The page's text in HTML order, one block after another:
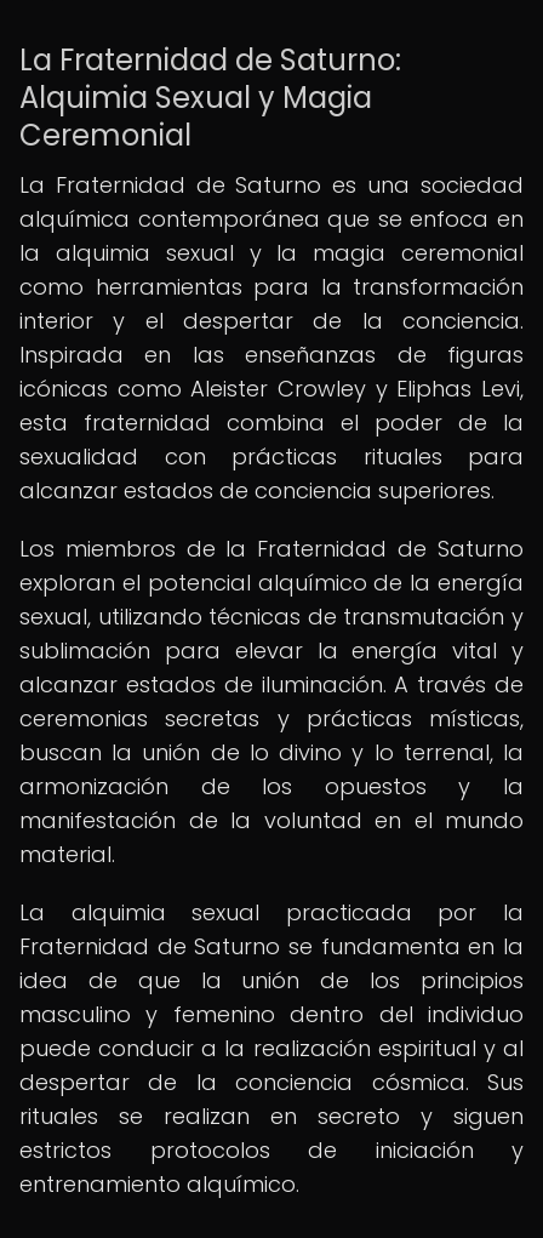
La Fraternidad de Saturno:
Alquimia Sexual y Magia
Ceremonial
La Fraternidad de Saturno es una sociedad
alquímica contemporánea que se enfoca en
la alquimia sexual y la magia ceremonial
como herramientas para la transformación
interior y el despertar de la conciencia.
Inspirada en las enseñanzas de figuras
icónicas como Aleister Crowley y Eliphas Levi,
esta fraternidad combina el poder de la
sexualidad con prácticas rituales para
alcanzar estados de conciencia superiores.
Los miembros de la Fraternidad de Saturno
exploran el potencial alquímico de la energía
sexual, utilizando técnicas de transmutación y
sublimación para elevar la energía vital y
alcanzar estados de iluminación. A través de
ceremonias secretas y prácticas místicas,
buscan la unión de lo divino y lo terrenal, la
armonización de los opuestos y la
manifestación de la voluntad en el mundo
material.
La alquimia sexual practicada por la
Fraternidad de Saturno se fundamenta en la
idea de que la unión de los principios
masculino y femenino dentro del individuo
puede conducir a la realización espiritual y al
despertar de la conciencia cósmica. Sus
rituales se realizan en secreto y siguen
estrictos protocolos de iniciación y
entrenamiento alquímico.